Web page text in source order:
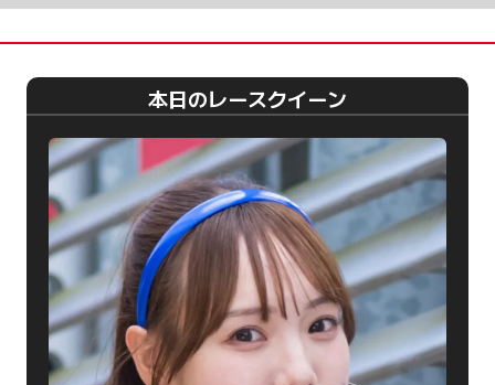
の
ペ
ー
ジ
送
り
本日のレースクイーン